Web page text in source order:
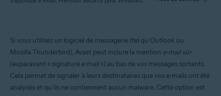
Produits:
Avast Premium Security 23.x pour Windows
Systèmes d'exploitation:
Si vous utilisez un logiciel de messagerie (tel qu’Outlook ou
Mozilla Thunderbird), Avast peut inclure la mention e-mail sûr
(auparavant « signature e-mail ») au bas de vos messages sortants.
Cela permet de signaler à leurs destinataires que vos e-mails ont été
analysés et qu’ils ne contiennent aucun malware. Cette option est